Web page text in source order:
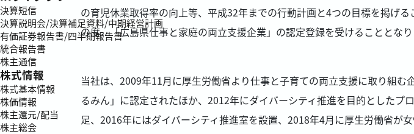
決算短信
決算説明会/決算補足資料/中期経営計画
有価証券報告書/四半期報告書
統合報告書
株主通信
株式情報
株式基本情報
株価情報
株主還元/配当
株主総会
の育児休業取得率の向上等、平成32年までの行動計画と4つの目標を掲げる
の度 「広島県仕事と家庭の両立支援企業」の認定登録を受けることとなり
当社は、2009年11月に厚生労働省より仕事と子育ての両立支援に取り組む
るみん」に認定されたほか、2012年にダイバーシティ推進を目的としたプ
足、2016年にはダイバーシティ推進室を設置、2018年4月に厚生労働省が